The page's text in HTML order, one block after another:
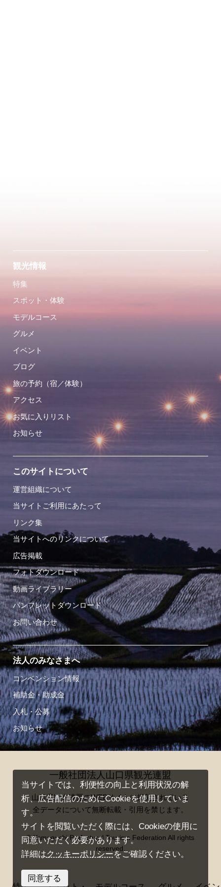
観光情報
特集
スポット・体験
モデルコース
グルメ
イベント
ブログ
旅の予約（宿／体験）
アクセス
お気に入りリスト
お知らせ
このサイトについて
運営組織について
当サイトご利用にあたって
リンク集
当サイトへのリンクについて
広告掲載
フォトダウンロード
動画ライブラリー
パンフレットダウンロード
お問い合わせ
法人のみなさまへ
コンベンション情報
補助金・助成金
入札・公募
お知らせ
一般社団法人山口県観光連盟
山口県観光連盟のWEBサイトに掲載されている
全データについて無断転載・引用を禁じます。
© Yamaguchi Prefectural Tourism Federation All rights
reserved.
当サイトでは、利便性の向上と利用状況の解
析、広告配信のためにCookieを使用していま
す。
サイトを閲覧いただく際には、Cookieの使用に
同意いただく必要があります。
詳細はクッキーポリシーをご確認ください。
同意する